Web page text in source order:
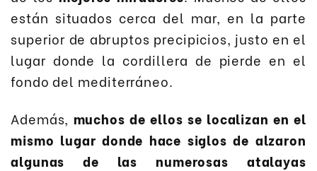
están situados cerca del mar, en la parte
superior de abruptos precipicios, justo en el
lugar donde la cordillera de pierde en el
fondo del mediterráneo.
Además, muchos de ellos se localizan en el
mismo lugar donde hace siglos de alzaron
algunas de las numerosas atalayas